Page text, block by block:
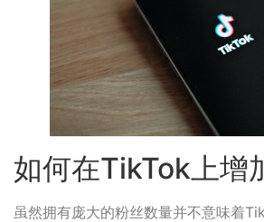
如何在TikTok上增
虽然拥有庞大的粉丝数量并不意味着